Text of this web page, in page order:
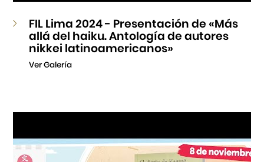
FIL Lima 2024 - Presentación de «Más
allá del haiku. Antología de autores
nikkei latinoamericanos»
Ver Galería